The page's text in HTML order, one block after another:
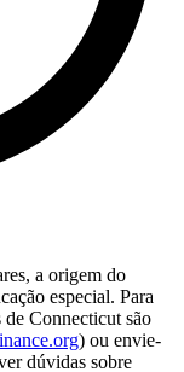
a origem do
especial. Para
de Connecticut são
) ou envie-
dúvidas sobre